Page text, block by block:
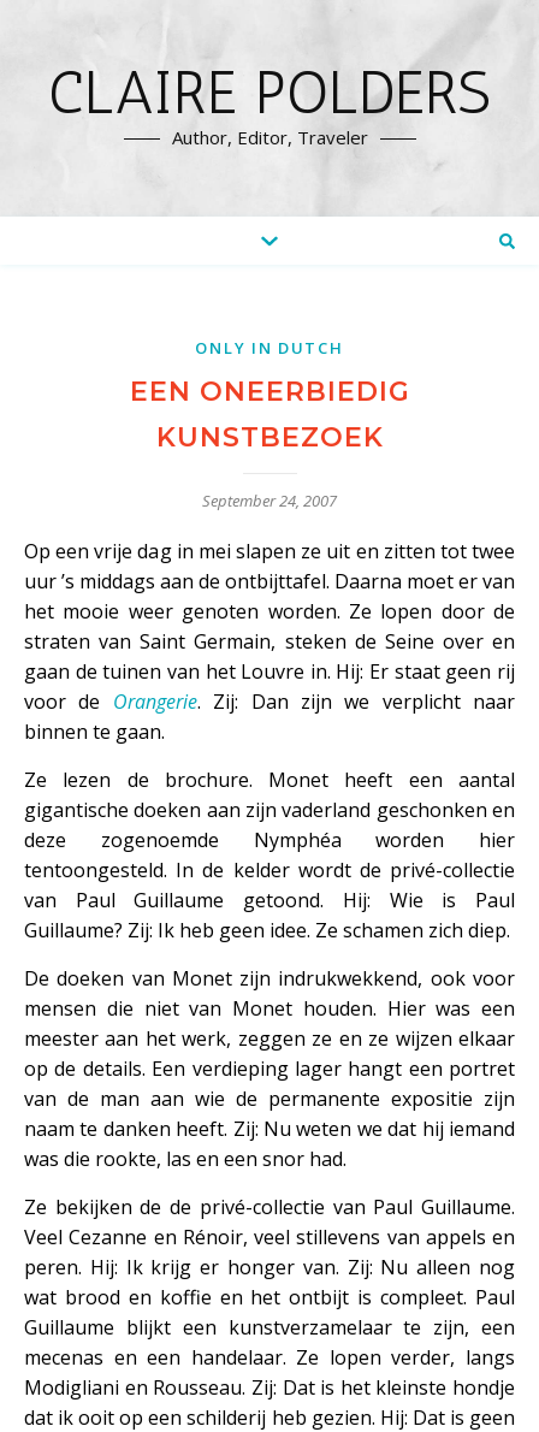
CLAIRE POLDERS
Author, Editor, Traveler
ONLY IN DUTCH
EEN ONEERBIEDIG
KUNSTBEZOEK
September 24, 2007
Op een vrije dag in mei slapen ze uit en zitten tot twee
uur ’s middags aan de ontbijttafel. Daarna moet er van
het mooie weer genoten worden. Ze lopen door de
straten van Saint Germain, steken de Seine over en
gaan de tuinen van het Louvre in. Hij: Er staat geen rij
voor de Orangerie. Zij: Dan zijn we verplicht naar
binnen te gaan.
Ze lezen de brochure. Monet heeft een aantal
gigantische doeken aan zijn vaderland geschonken en
deze zogenoemde Nymphéa worden hier
tentoongesteld. In de kelder wordt de privé-collectie
van Paul Guillaume getoond. Hij: Wie is Paul
Guillaume? Zij: Ik heb geen idee. Ze schamen zich diep.
De doeken van Monet zijn indrukwekkend, ook voor
mensen die niet van Monet houden. Hier was een
meester aan het werk, zeggen ze en ze wijzen elkaar
op de details. Een verdieping lager hangt een portret
van de man aan wie de permanente expositie zijn
naam te danken heeft. Zij: Nu weten we dat hij iemand
was die rookte, las en een snor had.
Ze bekijken de de privé-collectie van Paul Guillaume.
Veel Cezanne en Rénoir, veel stillevens van appels en
peren. Hij: Ik krijg er honger van. Zij: Nu alleen nog
wat brood en koffie en het ontbijt is compleet. Paul
Guillaume blijkt een kunstverzamelaar te zijn, een
mecenas en een handelaar. Ze lopen verder, langs
Modigliani en Rousseau. Zij: Dat is het kleinste hondje
dat ik ooit op een schilderij heb gezien. Hij: Dat is geen